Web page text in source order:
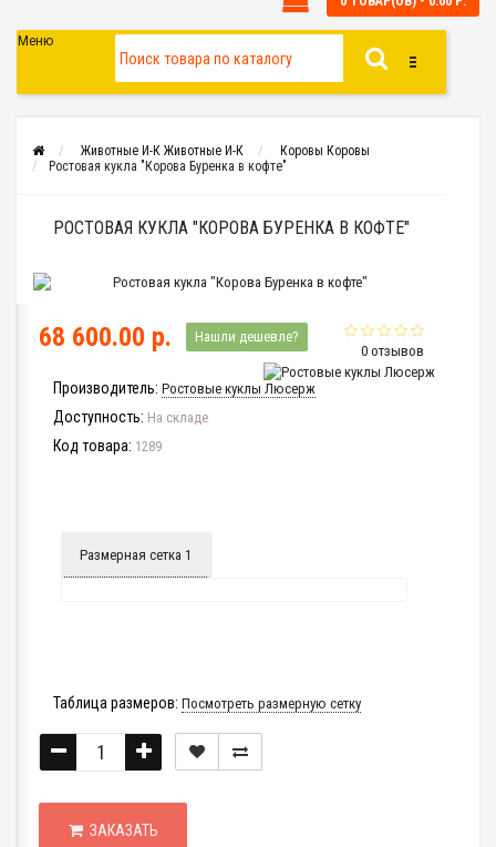
Меню
Животные И-К Животные И-К Коровы Коровы
Ростовая кукла "Корова Буренка в кофте"
РОСТОВАЯ КУКЛА "КОРОВА БУРЕНКА В КОФТЕ"
0 отзывов
68 600.00 р. Нашли дешевле?
Производитель: Ростовые куклы Люсерж
Доступность: На складе
Код товара: 1289
Размерная сетка 1
Таблица размеров: Посмотреть размерную сетку
ЗАКАЗАТЬ